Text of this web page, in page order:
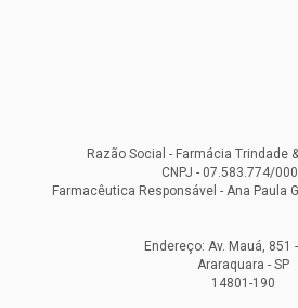
Razão Social - Farmácia Trindade
CNPJ - 07.583.774/
Farmacêutica Responsável - Ana Paula
Endereço: Av. Mauá, 851
Araraquara - SP
14801-190